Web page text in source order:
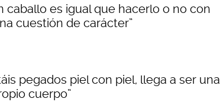
caballo es igual que hacerlo o no con
cuestión de carácter”
pegados piel con piel, llega a ser una
cuerpo”